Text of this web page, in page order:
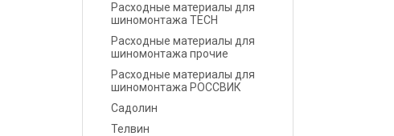
Батарейки и
Аккумуляторы
Аксессуары
Лампочки и
предохранители
Расходные материалы для
шиномонтажа TECH
Расходные материалы для
шиномонтажа прочие
Расходные материалы для
шиномонтажа РОССВИК
Садолин
Телвин